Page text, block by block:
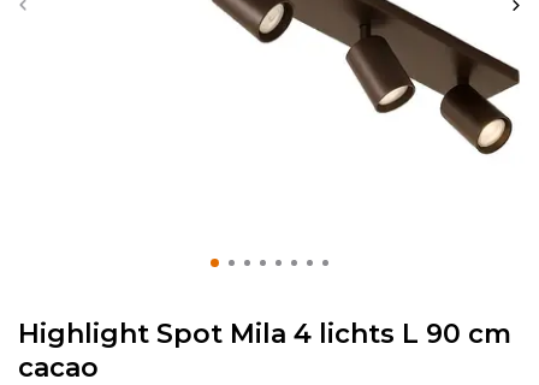
Highlight Spot Mila 4 lichts L 90 cm
cacao